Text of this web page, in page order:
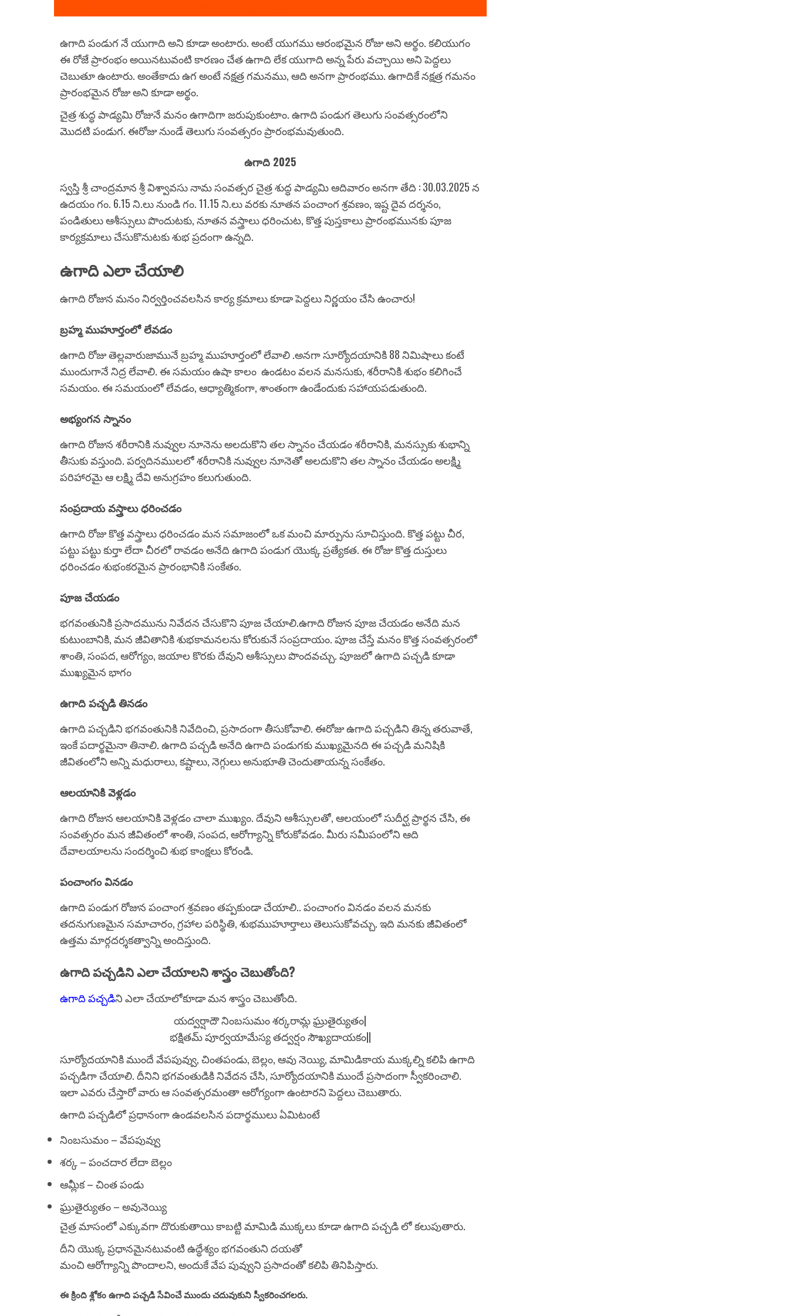
ఉగాది పండుగ నే యుగాది అని కూడా అంటారు. అంటే యుగము ఆరంభమైన రోజు అని అర్థం. కలియుగం
ఈ రోజే ప్రారంభం అయినటువంటి కారణం చేత ఉగాది లేక యుగాది అన్న పేరు వచ్చాయి అని పెద్దలు
చెబుతూ ఉంటారు. అంతేకాదు ఉగ అంటే నక్షత్ర గమనము, ఆది అనగా ప్రారంభము. ఉగాదికే నక్షత్ర గమనం
ప్రారంభమైన రోజు అని కూడా అర్థం.
చైత్ర శుద్ధ పాడ్యమి రోజునే మనం ఉగాదిగా జరుపుకుంటాం. ఉగాది పండుగ తెలుగు సంవత్సరంలోని
మొదటి పండుగ. ఈరోజు నుండే తెలుగు సంవత్సరం ప్రారంభమవుతుంది.
ఉగాది 2025
స్వస్తి శ్రీ చాంద్రమాన శ్రీ విశ్వావసు నామ సంవత్సర చైత్ర శుద్ధ పాడ్యమి ఆదివారం అనగా తేది : 30.03.2025 న
ఉదయం గం. 6.15 ని.లు నుండి గం. 11.15 ని.లు వరకు నూతన పంచాంగ శ్రవణం, ఇష్ట దైవ దర్శనం,
పండితులు ఆశీస్సులు పొందుటకు, నూతన వస్త్రాలు ధరించుట, కొత్త పుస్తకాలు ప్రారంభమునకు పూజ
కార్యక్రమాలు చేసుకొనుటకు శుభ ప్రదంగా ఉన్నది.
ఉగాది ఎలా చేయాలి​
ఉగాది రోజున మనం నిర్వర్తించవలసిన కార్య క్రమాలు కూడా పెద్దలు నిర్ణయం చేసి ఉంచారు!
బ్రహ్మ ముహూర్తంలో లేవడం
ఉగాది రోజు తెల్లవారుజామునే బ్రహ్మ ముహూర్తంలో లేవాలి .అనగా సూర్యోదయానికి 88 నిమిషాలు కంటే
ముందుగానే నిద్ర లేవాలి. ఈ సమయం ఉషా కాలం ఉండటం వలన మనసుకు, శరీరానికి శుభం కలిగించే
సమయం. ఈ సమయంలో లేవడం, ఆధ్యాత్మికంగా, శాంతంగా ఉండేందుకు సహాయపడుతుంది.
అభ్యంగన స్నానం
ఉగాది రోజున శరీరానికి నువ్వుల నూనెను అలదుకొని తల స్నానం చేయడం శరీరానికి, మనస్సుకు శుభాన్ని
తీసుకు వస్తుంది. పర్వదినములలో శరీరానికి నువ్వుల నూనెతో అలదుకొని తల స్నానం చేయడం అలక్ష్మి
పరిహారమై ఆ లక్ష్మి దేవి అనుగ్రహం కలుగుతుంది.
సంప్రదాయ వస్త్రాలు ధరించడం
ఉగాది రోజు కొత్త వస్త్రాలు ధరించడం మన సమాజంలో ఒక మంచి మార్పును సూచిస్తుంది. కొత్త పట్టు చీర,
పట్టు పట్టు కుర్తా లేదా చీరలో రావడం అనేది ఉగాది పండుగ యొక్క ప్రత్యేకత. ఈ రోజు కొత్త దుస్తులు
ధరించడం శుభంకరమైన ప్రారంభానికి సంకేతం.
పూజ చేయడం
భగవంతునికి ప్రసాదమును నివేదన చేసుకొని పూజ చేయాలి.ఉగాది రోజున పూజ చేయడం అనేది మన
కుటుంబానికి, మన జీవితానికి శుభకామనలను కోరుకునే సంప్రదాయం. పూజ చేస్తే మనం కొత్త సంవత్సరంలో
శాంతి, సంపద, ఆరోగ్యం, జయాల కొరకు దేవుని ఆశీస్సులు పొందవచ్చు. పూజలో ఉగాది పచ్చడి కూడా
ముఖ్యమైన భాగం
ఉగాది పచ్చడి తినడం
ఉగాది పచ్చడిని భగవంతునికి నివేదించి, ప్రసాదంగా తీసుకోవాలి. ఈరోజు ఉగాది పచ్చడిని తిన్న తరువాతే,
ఇంకే పదార్థమైనా తినాలి. ఉగాది పచ్చడి అనేది ఉగాది పండుగకు ముఖ్యమైనది ఈ పచ్చడి మనిషికి
జీవితంలోని అన్ని మధురాలు, కష్టాలు, నెగ్గులు అనుభూతి చెందుతాయన్న సంకేతం.
ఆలయానికి వెళ్లడం
ఉగాది రోజున ఆలయానికి వెళ్లడం చాలా ముఖ్యం. దేవుని ఆశీస్సులతో, ఆలయంలో సుదీర్ఘ ప్రార్థన చేసి, ఈ
సంవత్సరం మన జీవితంలో శాంతి, సంపద, ఆరోగ్యాన్ని కోరుకోవడం. మీరు సమీపంలోని ఆది
దేవాలయాలను సందర్శించి శుభ కాంక్షలు కోరండి.
పంచాంగం వినడం
ఉగాది పండుగ రోజున పంచాంగ శ్రవణం తప్పకుండా చేయాలి.. పంచాంగం వినడం వలన మనకు
తదనుగుణమైన సమాచారం, గ్రహాల పరిస్థితి, శుభముహూర్తాలు తెలుసుకోవచ్చు. ఇది మనకు జీవితంలో
ఉత్తమ మార్గదర్శకత్వాన్ని అందిస్తుంది.
ఉగాది పచ్చడిని ఎలా చేయాలని శాస్త్రం చెబుతోంది?
ఉగాది పచ్చడిని ఎలా చేయాలోకూడా మన శాస్త్రం చెబుతోంది.
యద్వర్షాదౌ నింబసుమం శర్కరామ్ల ఘ్రుతైర్యుతం|
భక్షితమ్ పూర్వయామేస్య తద్వర్షం సౌఖ్యదాయకం||
సూర్యోదయానికి ముందే వేపపువ్వు, చింతపండు, బెల్లం, ఆవు నెయ్యి, మామిడికాయ ముక్కల్ని కలిపి ఉగాది
పచ్చడిగా చేయాలి. దీనిని భగవంతుడికి నివేదన చేసి, సూర్యోదయానికి ముందే ప్రసాదంగా స్వీకరించాలి.
ఇలా ఎవరు చేస్తారో వారు ఆ సంవత్సరమంతా ఆరోగ్యంగా ఉంటారని పెద్దలు చెబుతారు.
ఉగాది పచ్చడిలో ప్రధానంగా ఉండవలసిన పదార్థములు ఏమిటంటే
నింబసుమం – వేపపువ్వు
శర్క – పంచదార లేదా బెల్లం
ఆమ్లీక – చింత పండు
ఘ్రుతైర్యుతం – అవునెయ్యి
చైత్ర మాసంలో ఎక్కువగా దొరుకుతాయి కాబట్టి మామిడి ముక్కలు కూడా ఉగాది పచ్చడి లో కలుపుతారు.
దీని యొక్క ప్రధానమైనటువంటి ఉద్ధేశ్యం భగవంతుని దయతో
మంచి ఆరోగ్యాన్ని పొందాలని, అందుకే వేప పువ్వుని ప్రసాదంతో కలిపి తినిపిస్తారు.
ఈ క్రింది శ్లోకం ఉగాది పచ్చడి సేవించే ముందు చదువుకుని స్వీకరించగలరు.